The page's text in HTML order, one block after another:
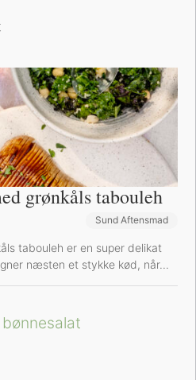
grønkåls tabouleh
Sund Aftensmad
tabouleh er en super delikat
næsten et stykke kød, når...